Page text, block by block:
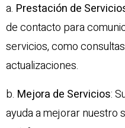
a. Prestación de
de contacto para
servicios, como
actualizaciones.
b. Mejora de Servicios:
ayuda a mejorar nuestro